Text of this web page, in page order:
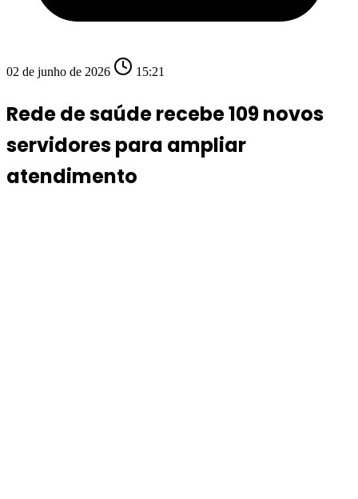
02 de junho de 2026 15:21
Rede de saúde recebe 109 novos
servidores para ampliar
atendimento